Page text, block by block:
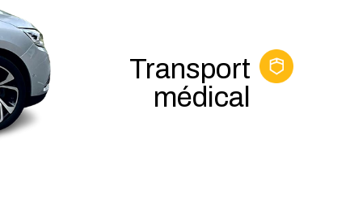
Transport
médical